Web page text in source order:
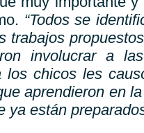
“Todos se
trabajos
involucrar a las
los chicos les
aprendieron en
ya están